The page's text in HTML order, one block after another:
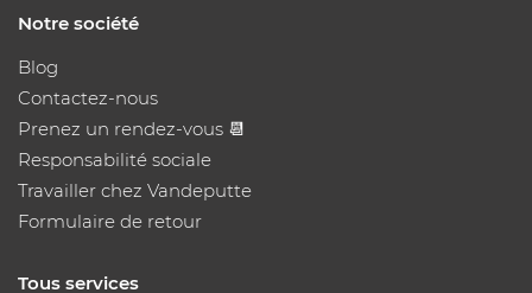
Notre société
Blog
Contactez-nous
Prenez un rendez-vous 📆
Responsabilité sociale
Travailler chez Vandeputte
Formulaire de retour
Tous services